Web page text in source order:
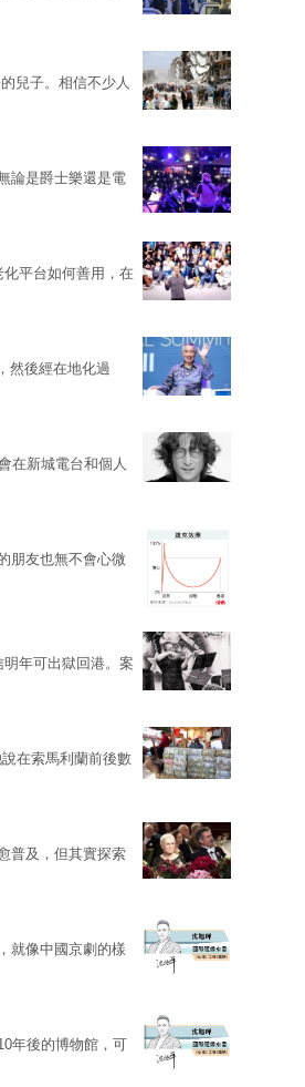
兒子。相信不少人
論是爵士樂還是電
平台如何善用，在
然後經在地化過
在新城電台和個人
朋友也無不會心微
年可出獄回港。案
在索馬利蘭前後數
普及，但其實探索
就像中國京劇的樣
年後的博物館，可